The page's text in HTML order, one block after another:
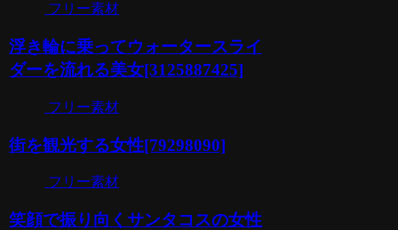
フリー素材
浮き輪に乗ってウォータースライ
ダーを流れる美女[3125887425]
フリー素材
街を観光する女性[79298090]
フリー素材
笑顔で振り向くサンタコスの女性